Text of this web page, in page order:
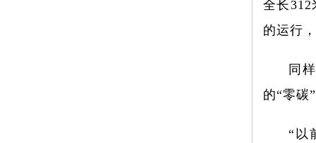
全长
的运行
同
的“零碳
“以